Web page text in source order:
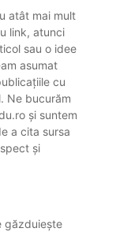
atât mai mult
link, atunci
sau o idee
asumat
cu
Ne bucurăm
și suntem
a cita sursa
și
găzduiește